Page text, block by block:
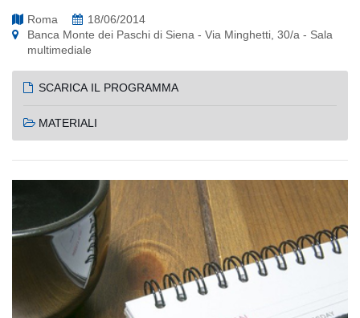
Roma
18/06/2014
Banca Monte dei Paschi di Siena - Via Minghetti, 30/a - Sala
multimediale
SCARICA IL PROGRAMMA
MATERIALI